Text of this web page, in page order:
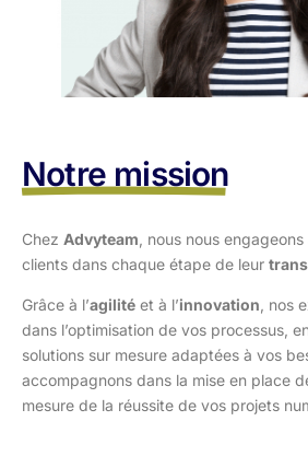
Notre mission
Chez Advyteam , nous nous
clients dans chaque étape de leur
Grâce à l’agilité et à l’innovation , nos
dans l’optimisation de vos processus,
solutions sur mesure adaptées à vos
accompagnons dans la mise en place
mesure de la réussite de vos projets